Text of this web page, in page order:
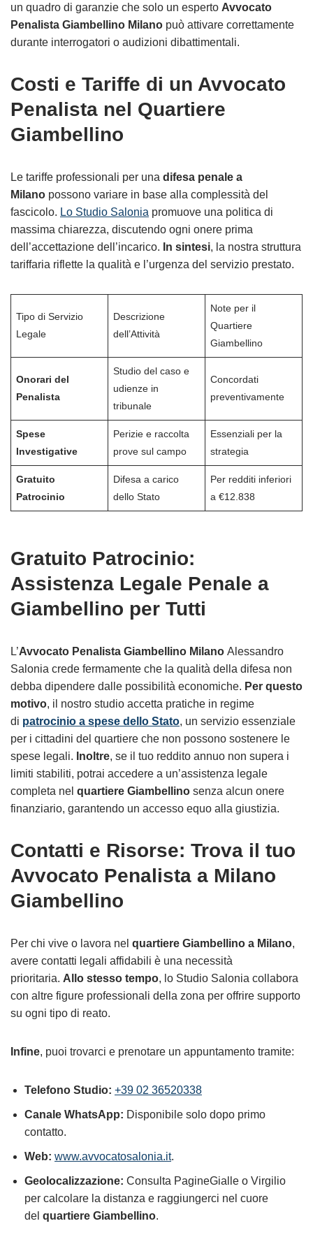
un quadro di garanzie che solo un esperto Avvocato
Penalista Giambellino Milano può attivare correttamente
durante interrogatori o audizioni dibattimentali.
Costi e Tariffe di un Avvocato
Penalista nel Quartiere
Giambellino
Le tariffe professionali per una difesa penale a
Milano possono variare in base alla complessità del
fascicolo. Lo Studio Salonia promuove una politica di
massima chiarezza, discutendo ogni onere prima
dell’accettazione dell’incarico. In sintesi, la nostra struttura
tariffaria riflette la qualità e l’urgenza del servizio prestato.
Tipo di Servizio
Legale
Descrizione
dell’Attività
Note per il
Quartiere
Giambellino
Onorari del
Penalista
Studio del caso e
udienze in
tribunale
Concordati
preventivamente
Spese
Investigative
Perizie e raccolta
prove sul campo
Essenziali per la
strategia
Gratuito
Patrocinio
Difesa a carico
dello Stato
Per redditi inferiori
a €12.838
Gratuito Patrocinio:
Assistenza Legale Penale a
Giambellino per Tutti
L’Avvocato Penalista Giambellino Milano Alessandro
Salonia crede fermamente che la qualità della difesa non
debba dipendere dalle possibilità economiche. Per questo
motivo, il nostro studio accetta pratiche in regime
di patrocinio a spese dello Stato, un servizio essenziale
per i cittadini del quartiere che non possono sostenere le
spese legali. Inoltre, se il tuo reddito annuo non supera i
limiti stabiliti, potrai accedere a un’assistenza legale
completa nel quartiere Giambellino senza alcun onere
finanziario, garantendo un accesso equo alla giustizia.
Contatti e Risorse: Trova il tuo
Avvocato Penalista a Milano
Giambellino
Per chi vive o lavora nel quartiere Giambellino a Milano,
avere contatti legali affidabili è una necessità
prioritaria. Allo stesso tempo, lo Studio Salonia collabora
con altre figure professionali della zona per offrire supporto
su ogni tipo di reato.
Infine, puoi trovarci e prenotare un appuntamento tramite:
Telefono Studio: +39 02 36520338
Canale WhatsApp: Disponibile solo dopo primo
contatto.
Web: www.avvocatosalonia.it.
Geolocalizzazione: Consulta PagineGialle o Virgilio
per calcolare la distanza e raggiungerci nel cuore
del quartiere Giambellino.